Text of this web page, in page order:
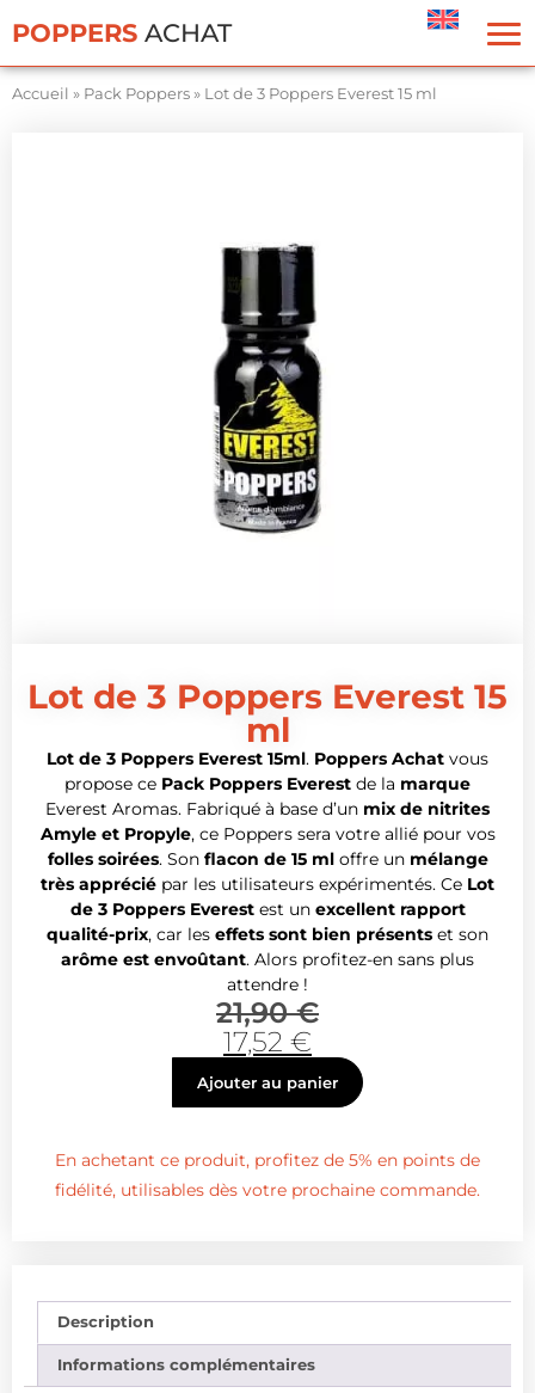
POPPERS ACHAT
Accueil » Pack Poppers» Lot de 3 Poppers Everest 15 ml
Lot de 3 Poppers Everest 15
ml
Lot de 3 Poppers Everest 15ml. Poppers Achat vous
propose ce Pack Poppers Everest de la marque
Everest Aromas. Fabriqué à base d’un mix de nitrites
Amyle et Propyle, ce Poppers sera votre allié pour vos
folles soirées. Son flacon de 15 mloffre un mélange
très apprécié par les utilisateurs expérimentés. Ce Lot
de 3 Poppers Everestest un excellent rapport
qualité-prix, car les effets sont bien présents et son
arôme est envoûtant. Alors profitez-en sans plus
attendre !
21,90€
17,52 €
Ajouter au panier
En achetant ce produit, profitez de 5% en points de
fidélité, utilisables dès votre prochaine commande.
Description
Informations complémentaires